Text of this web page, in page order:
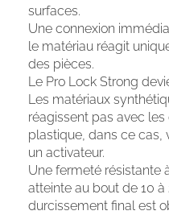
surfaces.
Une connexion
le matériau réagit
des pièces.
Le Pro Lock Strong
Les matériaux
réagissent pas avec
plastique, dans ce cas,
un activateur.
Une fermeté résistante
atteinte au bout de 10 à
durcissement final est